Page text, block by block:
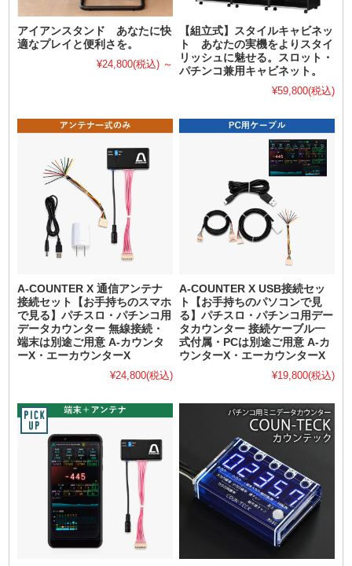
アイアンスタンド あなたに快
適なプレイと便利さを。
¥24,800(税込) ～
【組立式】スタイルキャビネッ
ト あなたの実機をよりスタイ
リッシュに魅せる。スロット・
パチンコ兼用キャビネット。
¥59,800(税込)
A-COUNTER X 通信アンテナ
接続セット【お手持ちのスマホ
で見る】パチスロ・パチンコ用
データカウンター 無線接続・
端末は別途ご用意 A-カウンタ
ーX・エーカウンターX
¥24,800(税込)
A-COUNTER X USB接続セッ
ト【お手持ちのパソコンで見
る】パチスロ・パチンコ用デー
タカウンター 接続ケーブル一
式付属・PCは別途ご用意 A-カ
ウンターX・エーカウンターX
¥19,800(税込)